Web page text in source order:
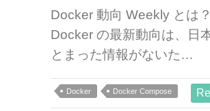
Docker 動向 Weekly とは？
Docker の最新動向は、日
とまった情報がないた…
Docker Docker Compose